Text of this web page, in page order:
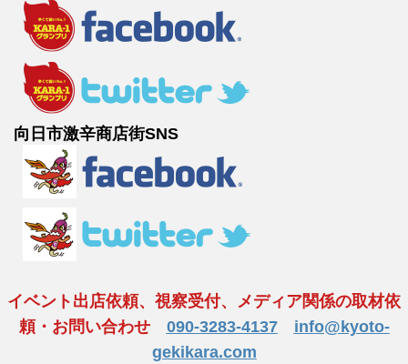
向日市激辛商店街SNS
イベント出店依頼、視察受付、メディア関係の取材依
頼・お問い合わせ 090-3283-4137
info@kyoto-
gekikara.com